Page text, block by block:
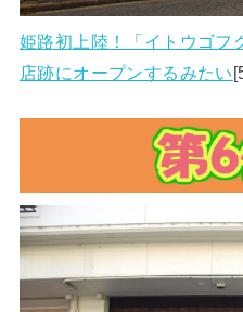
姫路初上陸！「イトウゴフ
店跡にオープンするみたい